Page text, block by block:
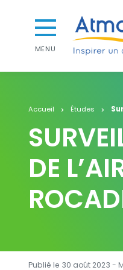
Aller au premier menu
Aller à la recherche
MENU
AtmoSud
Accueil Études
DE
Publié le 30 août 2023 -